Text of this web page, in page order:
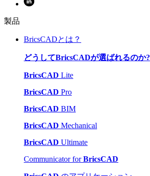
製品
BricsCADとは？
どうしてBricsCADが選ばれるのか?
BricsCAD Lite
BricsCAD Pro
BricsCAD BIM
BricsCAD Mechanical
BricsCAD Ultimate
Communicator forBricsCAD